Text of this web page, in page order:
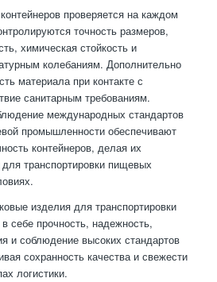
проверяется на каждом
точность размеров,
химическая стойкость и
колебаниям. Дополнительно
материала при контакте с
санитарным требованиям.
международных стандартов
промышленности обеспечивают
контейнеров, делая их
транспортировки пищевых
изделия для транспортировки
себе прочность, надежность,
и соблюдение высоких стандартов
сохранность качества и свежести
логистики.